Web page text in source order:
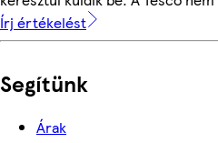
Írj értékelést
Segítünk
Árak